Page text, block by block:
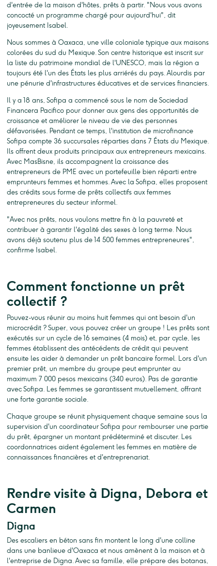
d'entrée de la maison d'hôtes, prêts à partir. "Nous vous avons
concocté un programme chargé pour aujourd'hui", dit
joyeusement Isabel.
Nous sommes à Oaxaca, une ville coloniale typique aux maisons
colorées du sud du Mexique. Son centre historique est inscrit sur
la liste du patrimoine mondial de l'UNESCO, mais la région a
toujours été l'un des États les plus arriérés du pays. Alourdis par
une pénurie d'infrastructures éducatives et de services financiers.
Il y a 18 ans, Sofipa a commencé sous le nom de Sociedad
Financera Pacifico pour donner aux gens des opportunités de
croissance et améliorer le niveau de vie des personnes
défavorisées. Pendant ce temps, l'institution de microfinance
Sofipa compte 36 succursales réparties dans 7 États du Mexique.
Ils offrent deux produits principaux aux entrepreneurs mexicains.
Avec MasBisne, ils accompagnent la croissance des
entrepreneurs de PME avec un portefeuille bien réparti entre
emprunteurs femmes et hommes. Avec la Sofipa, elles proposent
des crédits sous forme de prêts collectifs aux femmes
entrepreneures du secteur informel.
"Avec nos prêts, nous voulons mettre fin à la pauvreté et
contribuer à garantir l'égalité des sexes à long terme. Nous
avons déjà soutenu plus de 14 500 femmes entrepreneures",
confirme Isabel.
Comment fonctionne un prêt
collectif ?
Pouvez-vous réunir au moins huit femmes qui ont besoin d'un
microcrédit ? Super, vous pouvez créer un groupe ! Les prêts sont
exécutés sur un cycle de 16 semaines (4 mois) et, par cycle, les
femmes établissent des antécédents de crédit qui peuvent
ensuite les aider à demander un prêt bancaire formel. Lors d'un
premier prêt, un membre du groupe peut emprunter au
maximum 7 000 pesos mexicains (340 euros). Pas de garantie
avec Sofipa. Les femmes se garantissent mutuellement, offrant
une forte garantie sociale.
Chaque groupe se réunit physiquement chaque semaine sous la
supervision d'un coordinateur Sofipa pour rembourser une partie
du prêt, épargner un montant prédéterminé et discuter. Les
coordonnatrices aident également les femmes en matière de
connaissances financières et d'entreprenariat.
Rendre visite à Digna, Debora et
Carmen
Digna
Des escaliers en béton sans fin montent le long d'une colline
dans une banlieue d'Oaxaca et nous amènent à la maison et à
l'entreprise de Digna. Avec sa famille, elle prépare des botanas,